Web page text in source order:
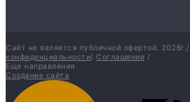
Сайт не является публичной офертой. 2026г. /
конфиденциальности/ Соглашение /
Еще направления
Создание сайта